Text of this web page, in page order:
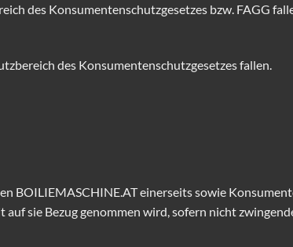
des Konsumentenschutzgesetzes bzw. FAGG
des Konsumentenschutzgesetzes fallen.
BOILIEMASCHINE.AT einerseits sowie
sie Bezug genommen wird, sofern nicht